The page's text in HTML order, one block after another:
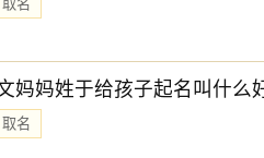
取名
妈妈姓于给孩子起名叫什么
取名